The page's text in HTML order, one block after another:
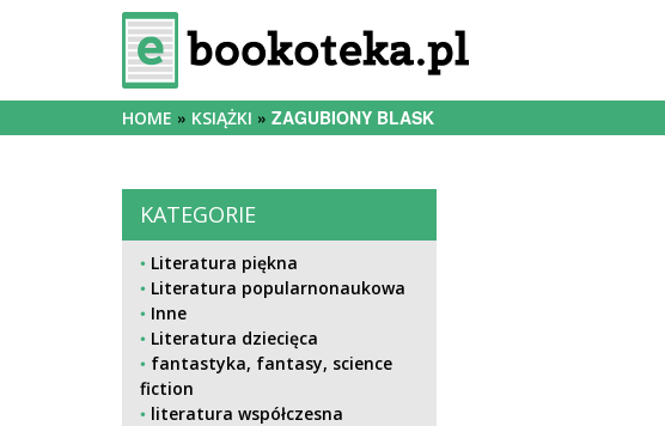
HOME KSIĄŻKI ZAGUBIONY BLASK
KATEGORIE
Literatura piękna
Literatura popularnonaukowa
Inne
Literatura dziecięca
fantastyka, fantasy, science
fiction
literatura współczesna